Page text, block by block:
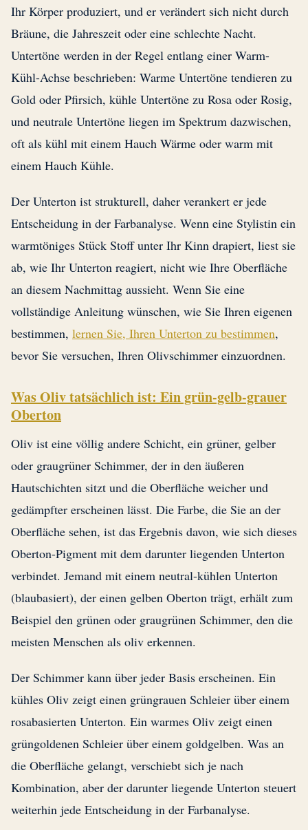
Ihr Körper produziert, und er verändert sich nicht durch
Bräune, die Jahreszeit oder eine schlechte Nacht.
Untertöne werden in der Regel entlang einer Warm-
Kühl-Achse beschrieben: Warme Untertöne tendieren zu
Gold oder Pfirsich, kühle Untertöne zu Rosa oder Rosig,
und neutrale Untertöne liegen im Spektrum dazwischen,
oft als kühl mit einem Hauch Wärme oder warm mit
einem Hauch Kühle.
Der Unterton ist strukturell, daher verankert er jede
Entscheidung in der Farbanalyse. Wenn eine Stylistin ein
warmtöniges Stück Stoff unter Ihr Kinn drapiert, liest sie
ab, wie Ihr Unterton reagiert, nicht wie Ihre Oberfläche
an diesem Nachmittag aussieht. Wenn Sie eine
vollständige Anleitung wünschen, wie Sie Ihren eigenen
bestimmen, lernen Sie, Ihren Unterton zu bestimmen,
bevor Sie versuchen, Ihren Olivschimmer einzuordnen.
Was Oliv tatsächlich ist: Ein grün-gelb-grauer
Oberton
Oliv ist eine völlig andere Schicht, ein grüner, gelber
oder graugrüner Schimmer, der in den äußeren
Hautschichten sitzt und die Oberfläche weicher und
gedämpfter erscheinen lässt. Die Farbe, die Sie an der
Oberfläche sehen, ist das Ergebnis davon, wie sich dieses
Oberton-Pigment mit dem darunter liegenden Unterton
verbindet. Jemand mit einem neutral-kühlen Unterton
(blaubasiert), der einen gelben Oberton trägt, erhält zum
Beispiel den grünen oder graugrünen Schimmer, den die
meisten Menschen als oliv erkennen.
Der Schimmer kann über jeder Basis erscheinen. Ein
kühles Oliv zeigt einen grüngrauen Schleier über einem
rosabasierten Unterton. Ein warmes Oliv zeigt einen
grüngoldenen Schleier über einem goldgelben. Was an
die Oberfläche gelangt, verschiebt sich je nach
Kombination, aber der darunter liegende Unterton steuert
weiterhin jede Entscheidung in der Farbanalyse.